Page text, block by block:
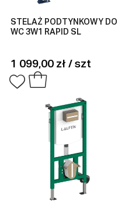
STELAŻ PODTYNKOWY DO
WC 3W1 RAPID SL
1 099,00 zł / szt